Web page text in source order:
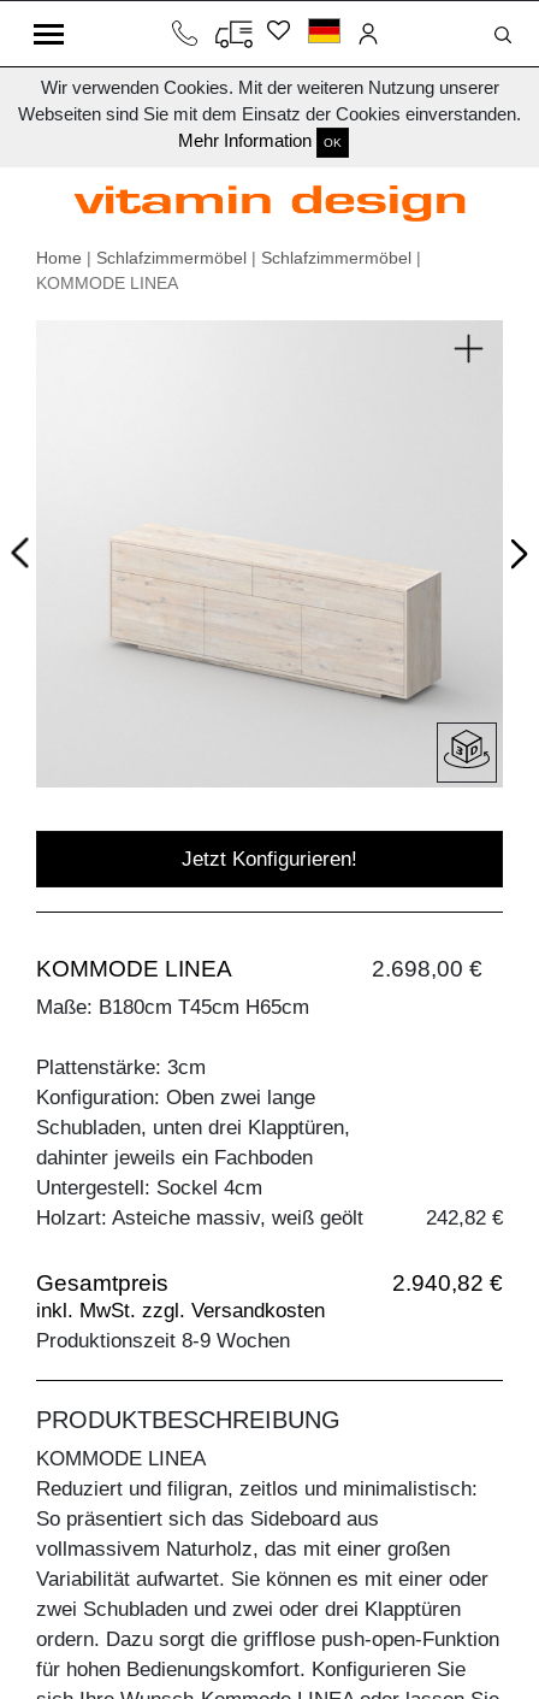
Wir verwenden Cookies. Mit der weiteren Nutzung unserer
Webseiten sind Sie mit dem Einsatz der Cookies einverstanden.
Mehr Information
OK
Home | Schlafzimmermöbel | Schlafzimmermöbel |
KOMMODE LINEA
Jetzt Konfigurieren!
KOMMODE LINEA 2.698,00 €
Maße: B180cm T45cm H65cm
Plattenstärke: 3cm
Konfiguration: Oben zwei lange
Schubladen, unten drei Klapptüren,
dahinter jeweils ein Fachboden
Untergestell: Sockel 4cm
Holzart: Asteiche massiv, weiß geölt
242,82 €
Gesamtpreis 2.940,82 €
inkl. MwSt. zzgl. Versandkosten
Produktionszeit 8-9 Wochen
PRODUKTBESCHREIBUNG
KOMMODE LINEA
Reduziert und filigran, zeitlos und minimalistisch:
So präsentiert sich das Sideboard aus
vollmassivem Naturholz, das mit einer großen
Variabilität aufwartet. Sie können es mit einer oder
zwei Schubladen und zwei oder drei Klapptüren
ordern. Dazu sorgt die grifflose push-open-Funktion
für hohen Bedienungskomfort. Konfigurieren Sie